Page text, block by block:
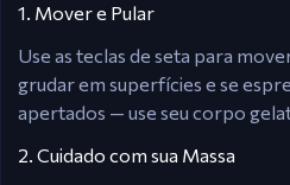
1. Mover e Pular
Use as teclas de seta para
grudar em superfícies e se
apertados — use seu corpo
2. Cuidado com sua Massa